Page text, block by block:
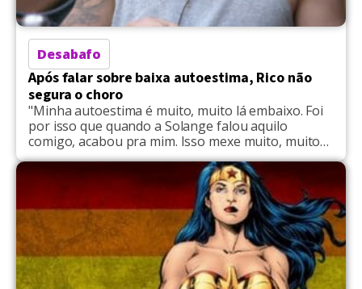
Desabafo
Após falar sobre baixa autoestima, Rico não
segura o choro
"Minha autoestima é muito, muito lá embaixo. Foi
por isso que quando a Solange falou aquilo
comigo, acabou pra mim. Isso mexe muito, muito
comigo.", disse Rico